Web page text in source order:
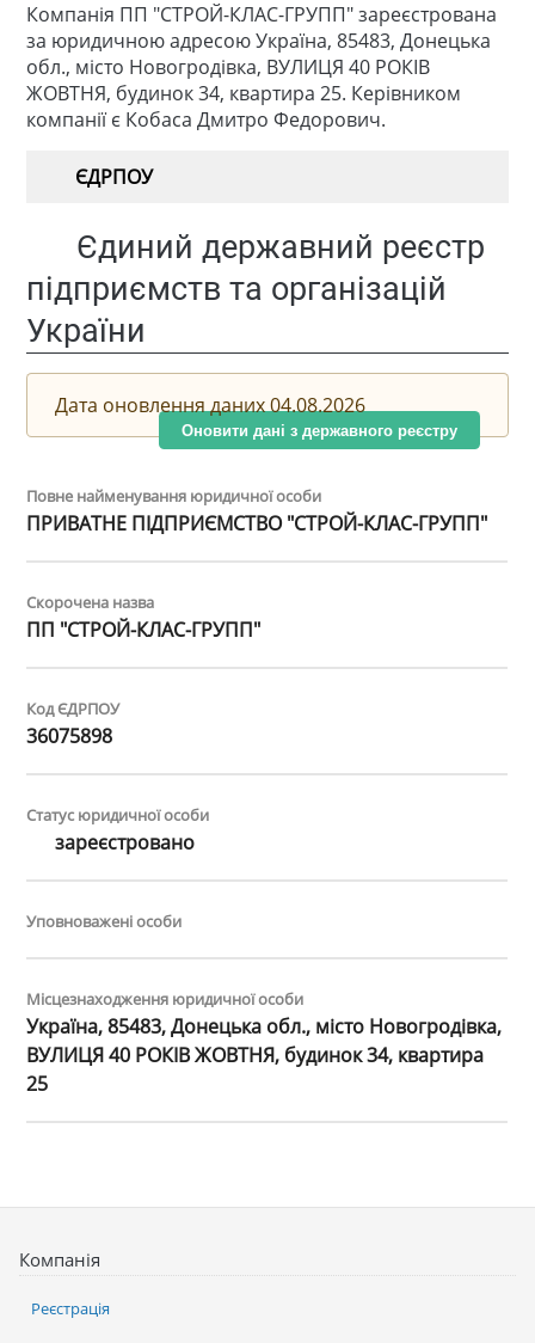
Компанія ПП "СТРОЙ-КЛАС-ГРУПП" зареєстрована
за юридичною адресою Україна, 85483, Донецька
обл., місто Новогродівка, ВУЛИЦЯ 40 РОКІВ
ЖОВТНЯ, будинок 34, квартира 25. Керівником
компанії є Кобаса Дмитро Федорович.
ЄДРПОУ
Єдиний державний реєстр
підприємств та організацій
України
Дата оновлення даних 04.08.2026
Оновити дані з державного реєстру
Повне найменування юридичної особи
ПРИВАТНЕ ПІДПРИЄМСТВО "СТРОЙ-КЛАС-ГРУПП"
Скорочена назва
ПП "СТРОЙ-КЛАС-ГРУПП"
Код ЄДРПОУ
36075898
Статус юридичної особи
зареєстровано
Уповноважені особи
Місцезнаходження юридичної особи
Україна, 85483, Донецька обл., місто Новогродівка,
ВУЛИЦЯ 40 РОКІВ ЖОВТНЯ, будинок 34, квартира
25
Компанія
Реєстрація